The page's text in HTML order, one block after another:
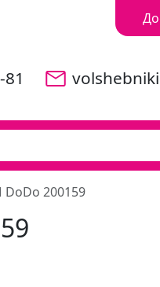
DoDo 200159